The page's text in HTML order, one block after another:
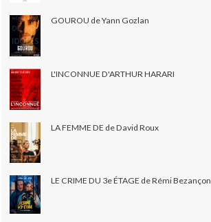
GOUROU de Yann Gozlan
L'INCONNUE D'ARTHUR HARARI
LA FEMME DE de David Roux
LE CRIME DU 3e ÉTAGE de Rémi Bezançon